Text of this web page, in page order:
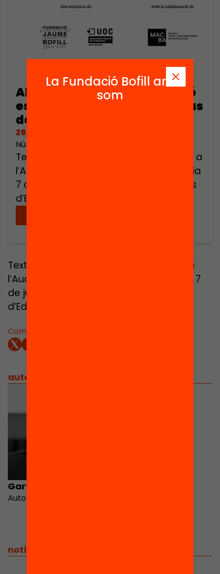
Alternatives a la segregació
escolar als Estats Units: el cas
de les magnet schools
29/01/2011
Número de pàgines: 52
Text de la conferència de Gary Orfield a
l’Auditori del MACBA de Barcelona el dia
7 de juny de 2011 en el marc de Debats
d’Educació.
Comparteix:
Text de la conferència de Gary Orfield a
l’Auditori del MACBA de Barcelona el dia 7
de juny de 2011 en el marc de Debats
d’Educació.
autors
Gary Orfield
Autor
notícies relacionades
La Fundació Bofill ara
som